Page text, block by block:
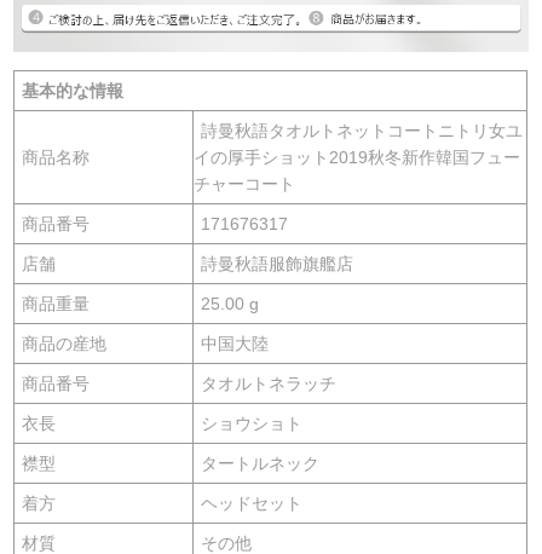
基本的な情報
商品名称
詩曼秋語タオルトネットコートニトリ女ユ
イの厚手ショット2019秋冬新作韓国フュー
チャーコート
商品番号 171676317
店舗 詩曼秋語服飾旗艦店
商品重量 25.00 g
商品の産地 中国大陸
商品番号 タオルトネラッチ
衣長 ショウショト
襟型 タートルネック
着方 ヘッドセット
材質 その他